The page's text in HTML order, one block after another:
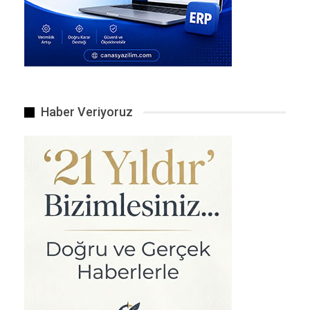
İnsan mürettebat için özel yaşam alanları, destek
sistemleri ve güvenlik önlemlerine ihtiyaç
hedefliyor. Yaklaşık 55 metre uzunluğundaki ve
kapsamlı açık deniz testlerinden geçecek.
Geleneksel savaş gemilerine kıyasla daha küçük
ve daha düşük maliyetli olması beklenen Defiant,
daha az enerji tüketerek uzun süre görevde
dinamik yapısıyla zorlu hava koşullarına karşı
dayanıklı olacak ve düşman radarlarına
yakalanmamak için gelişmiş gizlilik (stealth)
Haber Veriyoruz